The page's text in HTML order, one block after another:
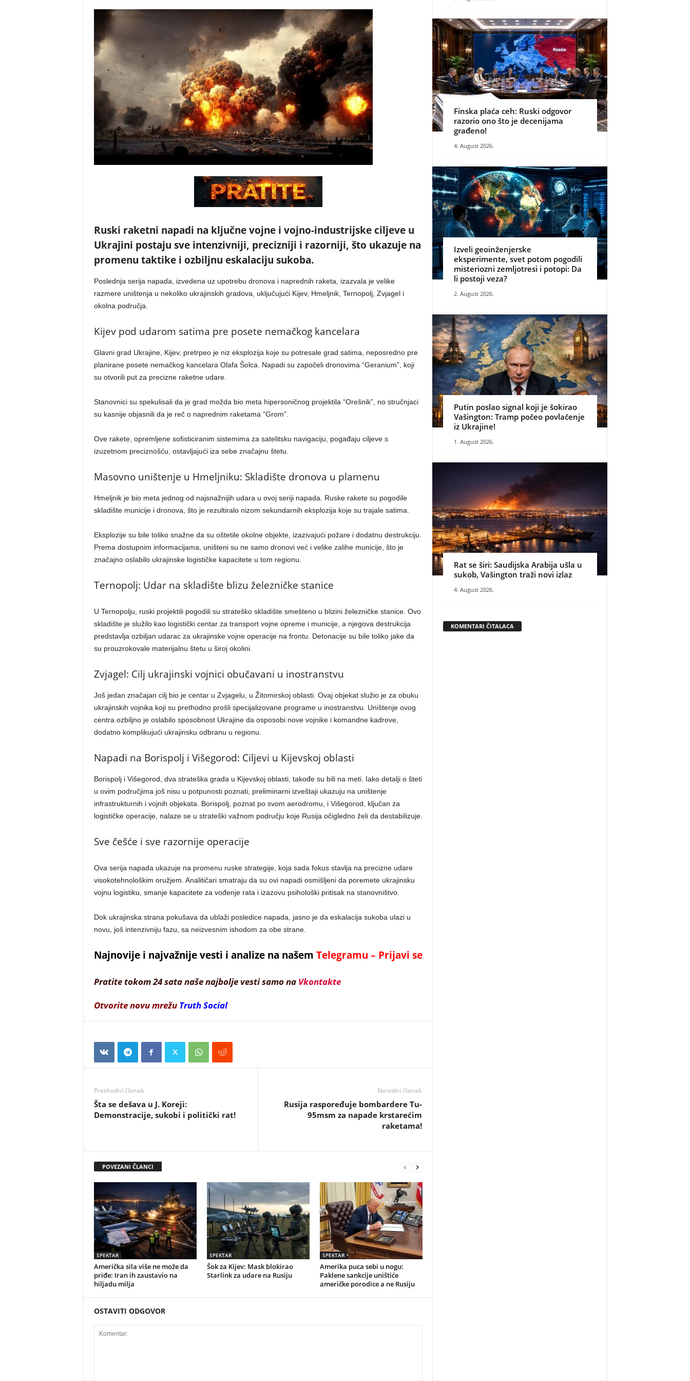
Ruski raketni napadi na ključne vojne i vojno-industrijske ciljeve u
Ukrajini postaju sve intenzivniji, precizniji i razorniji, što ukazuje na
promenu taktike i ozbiljnu eskalaciju sukoba.
Poslednja serija napada, izvedena uz upotrebu dronova i naprednih raketa, izazvala je velike
razmere uništenja u nekoliko ukrajinskih gradova, uključujući Kijev, Hmeljnik, Ternopolj, Zvjagel i
okolna područja.
Kijev pod udarom satima pre posete nemačkog kancelara
Glavni grad Ukrajine, Kijev, pretrpeo je niz eksplozija koje su potresale grad satima, neposredno pre
planirane posete nemačkog kancelara Olafa Šolca. Napadi su započeli dronovima “Geranium”, koji
su otvorili put za precizne raketne udare.
Stanovnici su spekulisali da je grad možda bio meta hipersoničnog projektila “Orešnik”, no stručnjaci
su kasnije objasnili da je reč o naprednim raketama “Grom”.
Ove rakete, opremljene sofisticiranim sistemima za satelitsku navigaciju, pogađaju ciljeve s
izuzetnom preciznošću, ostavljajući iza sebe značajnu štetu.
Masovno uništenje u Hmeljniku: Skladište dronova u plamenu
Hmeljnik je bio meta jednog od najsnažnijih udara u ovoj seriji napada. Ruske rakete su pogodile
skladište municije i dronova, što je rezultiralo nizom sekundarnih eksplozija koje su trajale satima.
Eksplozije su bile toliko snažne da su oštetile okolne objekte, izazivajući požare i dodatnu destrukciju.
Prema dostupnim informacijama, uništeni su ne samo dronovi već i velike zalihe municije, što je
značajno oslabilo ukrajinske logističke kapacitete u tom regionu.
Ternopolj: Udar na skladište blizu železničke stanice
U Ternopolju, ruski projektili pogodili su strateško skladište smešteno u blizini železničke stanice. Ovo
skladište je služilo kao logistički centar za transport vojne opreme i municije, a njegova destrukcija
predstavlja ozbiljan udarac za ukrajinske vojne operacije na frontu. Detonacije su bile toliko jake da
su prouzrokovale materijalnu štetu u široj okolini.
Zvjagel: Cilj ukrajinski vojnici obučavani u inostranstvu
Još jedan značajan cilj bio je centar u Zvjagelu, u Žitomirskoj oblasti. Ovaj objekat služio je za obuku
ukrajinskih vojnika koji su prethodno prošli specijalizovane programe u inostranstvu. Uništenje ovog
centra ozbiljno je oslabilo sposobnost Ukrajine da osposobi nove vojnike i komandne kadrove,
dodatno komplikujući ukrajinsku odbranu u regionu.
Napadi na Borispolj i Višegorod: Ciljevi u Kijevskoj oblasti
Borispolj i Višegorod, dva strateška grada u Kijevskoj oblasti, takođe su bili na meti. Iako detalji o šteti
u ovim područjima još nisu u potpunosti poznati, preliminarni izveštaji ukazuju na uništenje
infrastrukturnih i vojnih objekata. Borispolj, poznat po svom aerodromu, i Višegorod, ključan za
logističke operacije, nalaze se u strateški važnom području koje Rusija očigledno želi da destabilizuje.
Sve češće i sve razornije operacije
Ova serija napada ukazuje na promenu ruske strategije, koja sada fokus stavlja na precizne udare
visokotehnološkim oružjem. Analitičari smatraju da su ovi napadi osmišljeni da poremete ukrajinsku
vojnu logistiku, smanje kapacitete za vođenje rata i izazovu psihološki pritisak na stanovništvo.
Dok ukrajinska strana pokušava da ublaži posledice napada, jasno je da eskalacija sukoba ulazi u
novu, još intenzivniju fazu, sa neizvesnim ishodom za obe strane.
Najnovije i najvažnije vesti i analize na našem Telegramu – Prijavi se
Pratite tokom 24 sata naše najbolje vesti samo na Vkontakte
Otvorite novu mrežu Truth Social
Prethodni članak
Šta se dešava u J. Koreji:
Demonstracije, sukobi i politički rat!
Naredni članak
Rusija raspoređuje bombardere Tu-
95msm za napade krstarećim
raketama!
POVEZANI ČLANCI
SPEKTAR
Američka sila više ne može da
priđe: Iran ih zaustavio na
hiljadu milja
SPEKTAR
Šok za Kijev: Mask blokirao
Starlink za udare na Rusiju
SPEKTAR
Amerika puca sebi u nogu:
Paklene sankcije uništiće
američke porodice a ne Rusiju
OSTAVITI ODGOVOR
Finska plaća ceh: Ruski odgovor
razorio ono što je decenijama
građeno!
4. August 2026.
Izveli geoinženjerske
eksperimente, svet potom pogodili
misteriozni zemljotresi i potopi: Da
li postoji veza?
2. August 2026.
Putin poslao signal koji je šokirao
Vašington: Tramp počeo povlačenje
iz Ukrajine!
1. August 2026.
Rat se širi: Saudijska Arabija ušla u
sukob, Vašington traži novi izlaz
4. August 2026.
KOMENTARI ČITALACA